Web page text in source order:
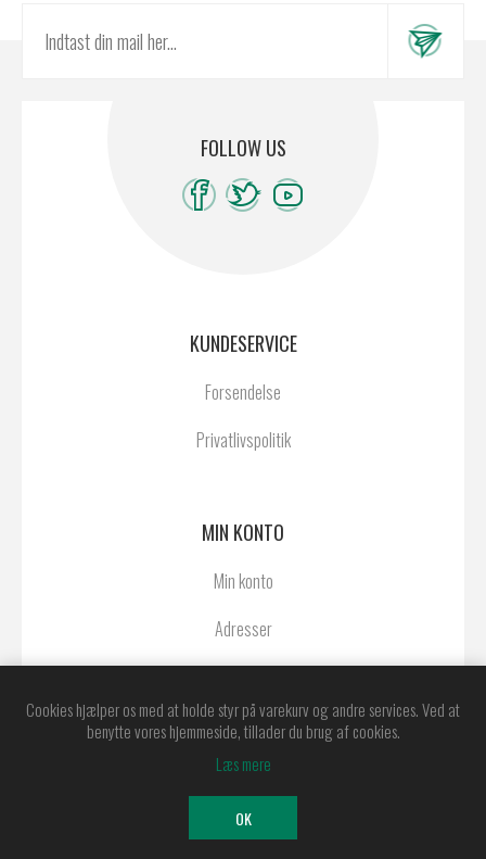
FOLLOW US
KUNDESERVICE
Forsendelse
Privatlivspolitik
MIN KONTO
Min konto
Adresser
Copyright © 2026 Østerby Agentur A/S. Alle
rettigheder forbeholdt.
Cookies hjælper os med at holde styr på varekurv og andre services. Ved at
benytte vores hjemmeside, tillader du brug af cookies.
Læs mere
OK